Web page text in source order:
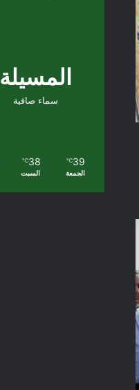
المسيلة
سماء صافية
39
℃
الجمعة
38
℃
السبت